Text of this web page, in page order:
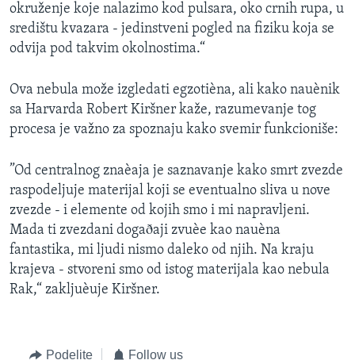
okruženje koje nalazimo kod pulsara, oko crnih rupa, u
središtu kvazara - jedinstveni pogled na fiziku koja se
odvija pod takvim okolnostima.“
Ova nebula može izgledati egzotièna, ali kako nauènik
sa Harvarda Robert Kiršner kaže, razumevanje tog
procesa je važno za spoznaju kako svemir funkcioniše:
”Od centralnog znaèaja je saznavanje kako smrt zvezde
raspodeljuje materijal koji se eventualno sliva u nove
zvezde - i elemente od kojih smo i mi napravljeni.
Mada ti zvezdani dogaðaji zvuèe kao nauèna
fantastika, mi ljudi nismo daleko od njih. Na kraju
krajeva - stvoreni smo od istog materijala kao nebula
Rak,“ zakljuèuje Kiršner.
Podelite Follow us